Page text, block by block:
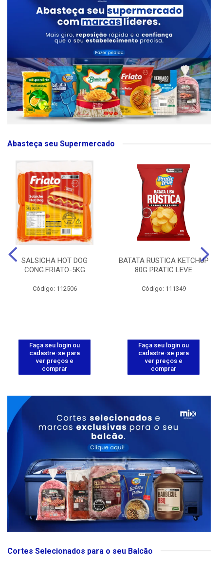
Abasteça seu Supermercado
SALSICHA HOT DOG
CONG.FRIATO-5KG
Código: 112506
Faça seu login ou
cadastre-se para
ver preços e
comprar
BATATA RUSTICA KETCHUP
80G PRATIC LEVE
Código: 111349
Faça seu login ou
cadastre-se para
ver preços e
comprar
Cortes Selecionados para o seu Balcão